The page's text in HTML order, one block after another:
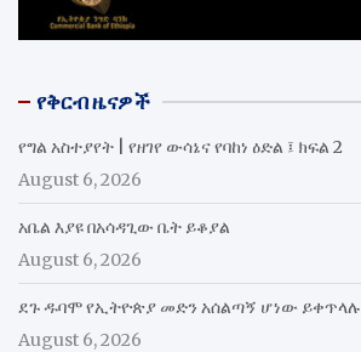
የቅርብ ዜናዎች
የግል አስተያየት | የዘገየ ውሳኔና የባከነ ዕድል ፤ ክፍል 2
August 6, 2026
አቤል እያዩ በአሳዳጊው ቤት ይቆያል
August 6, 2026
ደጉ ዱባሞ የኢትዮጵያ መድን አሰልጣኝ ሆነው ይቀጥላሉ
August 6, 2026